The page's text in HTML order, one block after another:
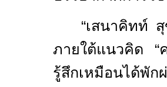
“เสนาคิทท์
ภายใต้แนวคิด “
รู้สึกเหมือนได้พัก